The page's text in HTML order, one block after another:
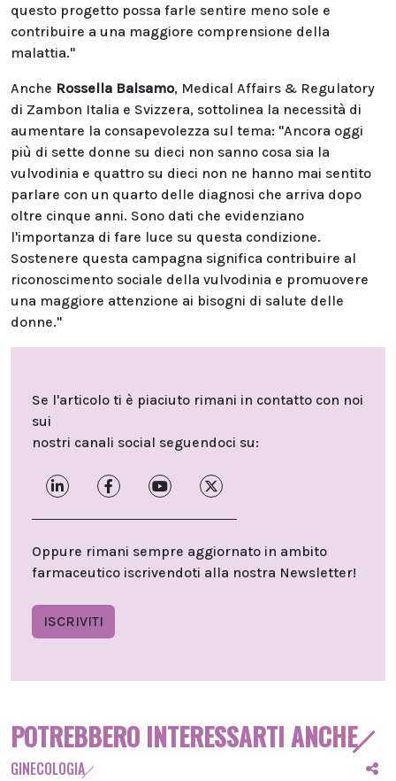
questo progetto possa farle sentire meno sole e
contribuire a una maggiore comprensione della
malattia."
Anche Rossella Balsamo, Medical Affairs & Regulatory
di Zambon Italia e Svizzera, sottolinea la necessità di
aumentare la consapevolezza sul tema: "Ancora oggi
più di sette donne su dieci non sanno cosa sia la
vulvodinia e quattro su dieci non ne hanno mai sentito
parlare con un quarto delle diagnosi che arriva dopo
oltre cinque anni. Sono dati che evidenziano
l'importanza di fare luce su questa condizione.
Sostenere questa campagna significa contribuire al
riconoscimento sociale della vulvodinia e promuovere
una maggiore attenzione ai bisogni di salute delle
donne."
Se l'articolo ti è piaciuto rimani in contatto con noi
sui
nostri canali social seguendoci su:
Oppure rimani sempre aggiornato in ambito
farmaceutico iscrivendoti alla nostra Newsletter!
ISCRIVITI
POTREBBERO INTERESSARTI ANCHE
GINECOLOGIA